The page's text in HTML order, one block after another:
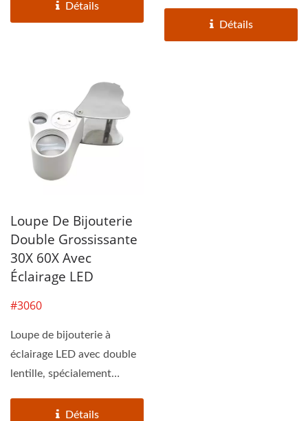
Détails
Détails
Loupe De Bijouterie
Double Grossissante
30X 60X Avec
Éclairage LED
#3060
Loupe de bijouterie à
éclairage LED avec double
lentille, spécialement
Détails